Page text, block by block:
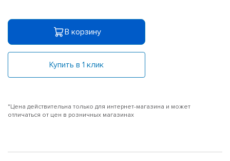
В корзину
Купить в 1 клик
*Цена действительна только для интернет-магазина и может
отличаться от цен в розничных магазинах